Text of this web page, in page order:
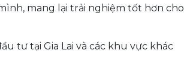
mang lại trải nghiệm tốt hơn cho
tư tại Gia Lai và các khu vực khác